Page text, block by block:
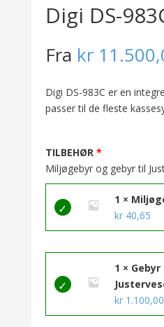
Digi DS-
Fra kr
Digi DS-983C er en
passer til de fleste
TILBEHØR
Miljøgebyr og gebyr til
1 ×
kr40,65
1 × Gebyr
kr1.100,00